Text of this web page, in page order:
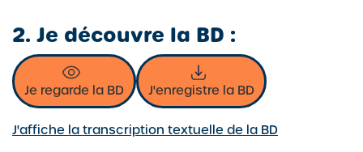
2. Je découvre la BD :
Je regarde la BD J'enregistre la BD
J'affiche la transcription textuelle de la BD